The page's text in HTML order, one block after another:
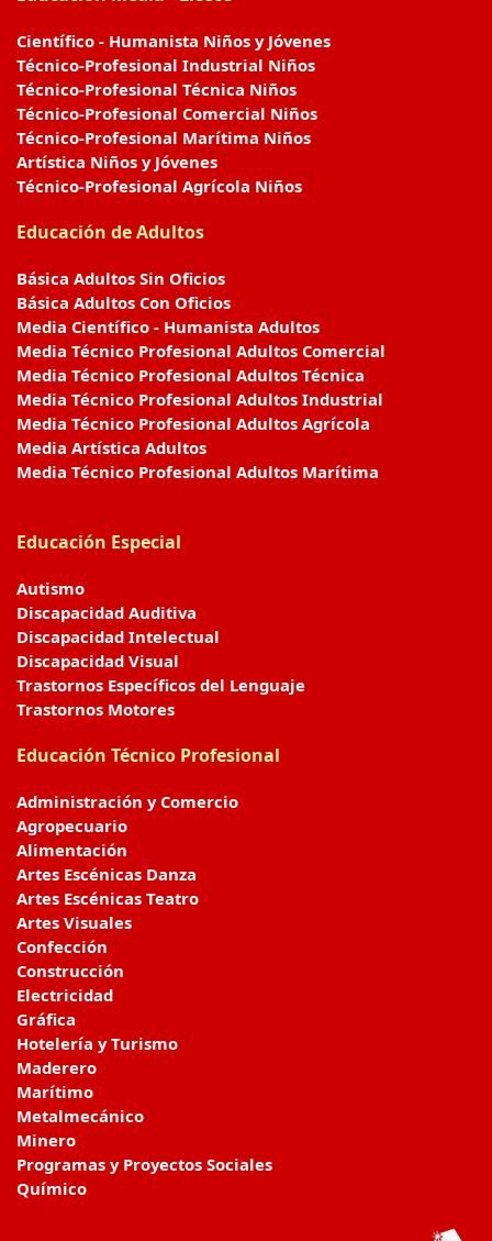
Científico - Humanista Niños y Jóvenes
Técnico-Profesional Industrial Niños
Técnico-Profesional Técnica Niños
Técnico-Profesional Comercial Niños
Técnico-Profesional Marítima Niños
Artística Niños y Jóvenes
Técnico-Profesional Agrícola Niños
Educación de Adultos
Básica Adultos Sin Oficios
Básica Adultos Con Oficios
Media Científico - Humanista Adultos
Media Técnico Profesional Adultos Comercial
Media Técnico Profesional Adultos Técnica
Media Técnico Profesional Adultos Industrial
Media Técnico Profesional Adultos Agrícola
Media Artística Adultos
Media Técnico Profesional Adultos Marítima
Educación Especial
Autismo
Discapacidad Auditiva
Discapacidad Intelectual
Discapacidad Visual
Trastornos Específicos del Lenguaje
Trastornos Motores
Educación Técnico Profesional
Administración y Comercio
Agropecuario
Alimentación
Artes Escénicas Danza
Artes Escénicas Teatro
Artes Visuales
Confección
Construcción
Electricidad
Gráfica
Hotelería y Turismo
Maderero
Marítimo
Metalmecánico
Minero
Programas y Proyectos Sociales
Químico